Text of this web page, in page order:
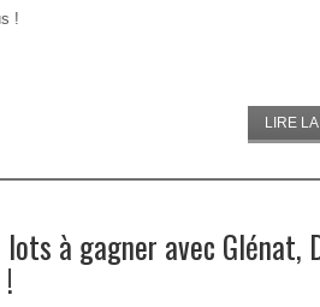
!
LIRE
à gagner avec Glénat,